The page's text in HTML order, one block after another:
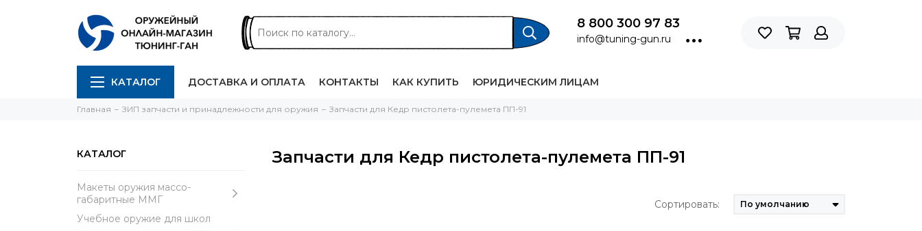
8 800 300 97 83
info@tuning-gun.ru
КАТАЛОГ ДОСТАВКА И ОПЛАТА КОНТАКТЫ КАК КУПИТЬ ЮРИДИЧЕСКИМ ЛИЦАМ
Главная ЗИП запчасти и принадлежности для оружия Запчасти для Кедр пистолета-пулемета ПП-91
КАТАЛОГ
Макеты оружия массо-
габаритные ММГ
Учебное оружие для школ
Запчасти для Кедр пистолета-пулемета ПП-91
Сортировать: